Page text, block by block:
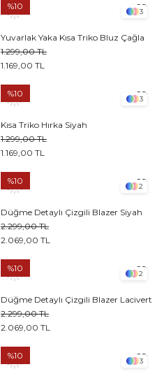
3
Yuvarlak Yaka Kısa Triko Bluz Çağla
1.169,00 TL
1.299,00 TL
%10
3
Kısa Triko Hırka Siyah
1.169,00 TL
1.299,00 TL
%10
2
Düğme Detaylı Çizgili Blazer Siyah
2.069,00 TL
2.299,00 TL
%10
2
Düğme Detaylı Çizgili Blazer Lacivert
2.069,00 TL
2.299,00 TL
%10
3
%10